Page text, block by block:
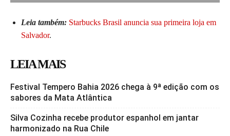
Leia também: Starbucks Brasil anuncia sua primeira loja em
Salvador.
LEIA MAIS
Festival Tempero Bahia 2026 chega à 9ª edição com os
sabores da Mata Atlântica
Silva Cozinha recebe produtor espanhol em jantar
harmonizado na Rua Chile